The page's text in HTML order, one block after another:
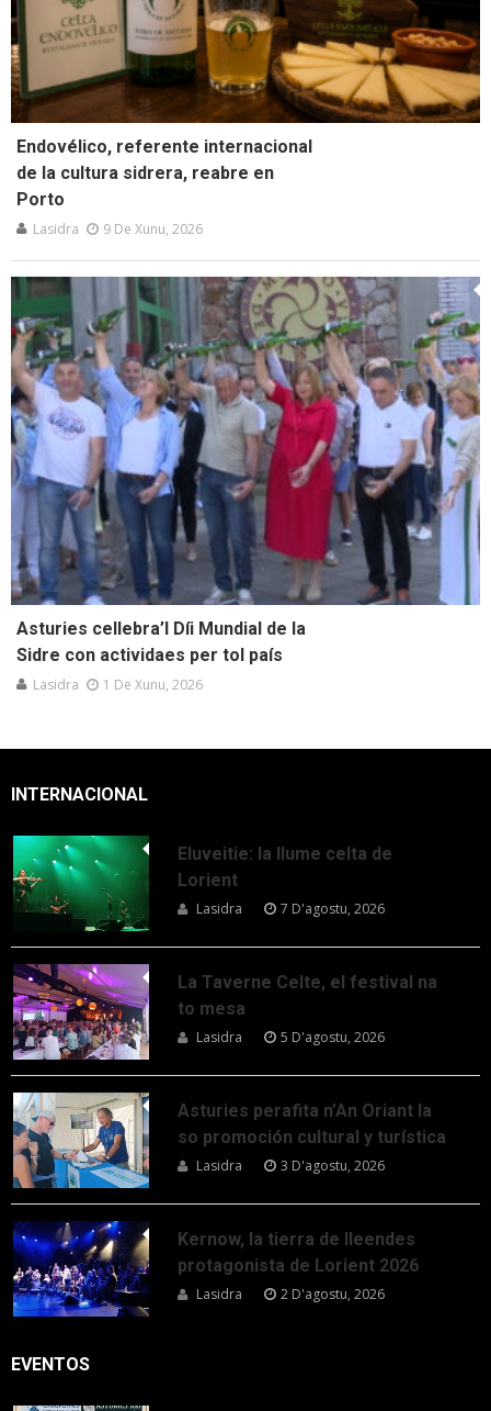
Endovélico, referente internacional
de la cultura sidrera, reabre en
Porto
Lasidra 9 De Xunu, 2026
Asturies cellebra’l Díi Mundial de la
Sidre con actividaes per tol país
Lasidra 1 De Xunu, 2026
INTERNACIONAL
Eluveitie: la llume celta de
Lorient
Lasidra 7 D'agostu, 2026
La Taverne Celte, el festival na
to mesa
Lasidra 5 D'agostu, 2026
Asturies perafita n’An Oriant la
so promoción cultural y turística
Lasidra 3 D'agostu, 2026
Kernow, la tierra de lleendes
protagonista de Lorient 2026
Lasidra 2 D'agostu, 2026
EVENTOS